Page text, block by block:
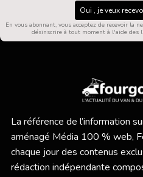
Oui , je veux
En vous abonnant, vous acceptez de recevoir la
désinscrire à tout moment à l'aide des
La référence de l’information
aménagé Média 100 % web,
chaque jour des contenus
rédaction indépendante